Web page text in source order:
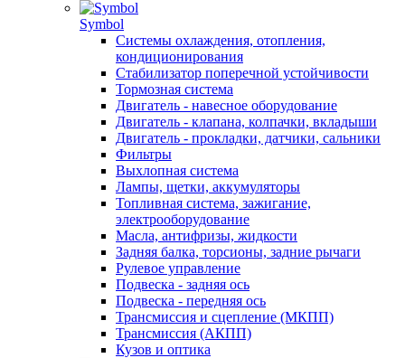
Symbol
Системы охлаждения, отопления,
кондиционирования
Стабилизатор поперечной устойчивости
Тормозная система
Двигатель - навесное оборудование
Двигатель - клапана, колпачки, вкладыши
Двигатель - прокладки, датчики, сальники
Фильтры
Выхлопная система
Лампы, щетки, аккумуляторы
Топливная система, зажигание,
электрооборудование
Масла, антифризы, жидкости
Задняя балка, торсионы, задние рычаги
Рулевое управление
Подвеска - задняя ось
Подвеска - передняя ось
Трансмиссия и сцепление (МКПП)
Трансмиссия (АКПП)
Кузов и оптика